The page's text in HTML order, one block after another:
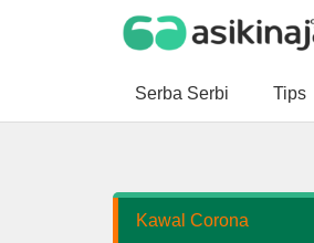
Serba Serbi Tips
Kawal Corona